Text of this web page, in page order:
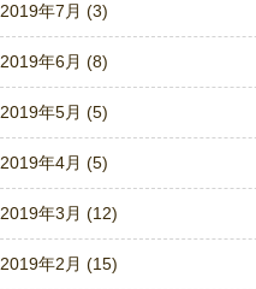
2019年7月 (3)
2019年6月 (8)
2019年5月 (5)
2019年4月 (5)
2019年3月 (12)
2019年2月 (15)